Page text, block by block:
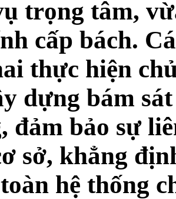
trọng tâm,
cấp bách.
thực hiện
dựng bám
đảm bảo sự
sở, khẳng
hệ thống